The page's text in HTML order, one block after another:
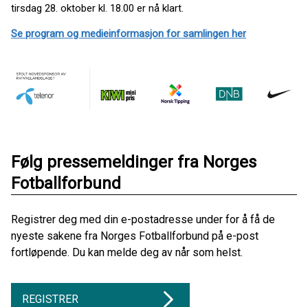
tirsdag 28. oktober kl. 18.00 er nå klart.
Se program og medieinformasjon for samlingen her
Følg pressemeldinger fra Norges
Fotballforbund
Registrer deg med din e-postadresse under for å få de
nyeste sakene fra Norges Fotballforbund på e-post
fortløpende. Du kan melde deg av når som helst.
REGISTRER